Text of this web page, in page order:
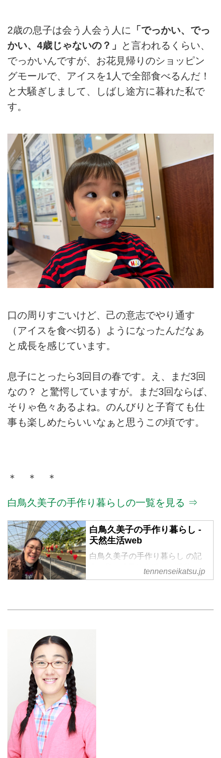
2歳の息子は会う人会う人に 「でっかい、でっ
かい、4歳じゃないの？」
と言われるくらい、
でっかいんですが、お花見帰りのショッピン
グモールで、アイスを1人で全部食べるんだ！
と大騒ぎしまして、しばし途方に暮れた私で
す。
口の周りすごいけど、己の意志でやり通す
（アイスを食べ切る）ようになったんだなぁ
と成長を感じています。
息子にとったら3回目の春です。え、まだ3回
なの？ と驚愕していますが。まだ3回ならば、
そりゃ色々あるよね。のんびりと子育ても仕
事も楽しめたらいいなぁと思うこの頃です。
＊ ＊ ＊
白鳥久美子の手作り暮らしの一覧を見る ⇒
白鳥久美子の手作り暮らし -
天然生活web
白鳥久美子の手作り暮らし の記
事一覧 - 『天然生活』が運営する
暮らしの情報サイト。食やファッ
配信
tennenseikatsu.jp